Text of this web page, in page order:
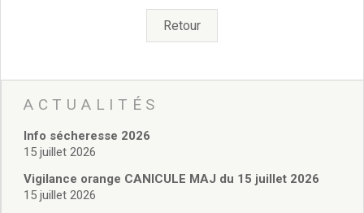
Délibérations 2020
Délibérations 2019
Délibérations 2015
Délibérations 2014
Délibérations 2013
Délibérations 2011
Retour
ACTUALITÉS
Info sécheresse 2026
15 juillet 2026
Vigilance orange CANICULE MAJ du 15 juillet 2026
15 juillet 2026